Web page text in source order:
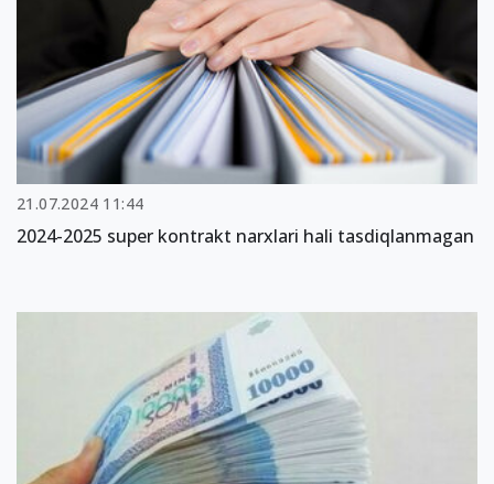
21.07.2024 11:44
2024-2025 super kontrakt narxlari hali tasdiqlanmagan